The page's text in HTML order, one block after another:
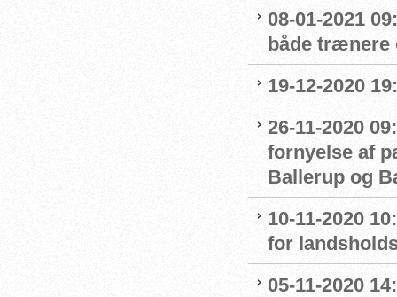
08-01-2021
både
19-12-2020
26-11-2020
fornyelse af
Ballerup og
10-11-2020
for
05-11-2020